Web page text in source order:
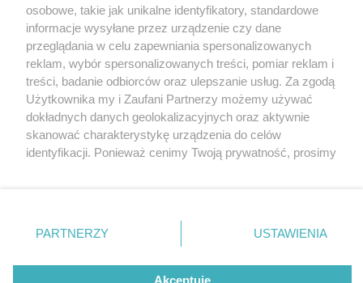
2 / 0
Nie zapomnij
zapoznać się z:
polityką prywatności regulamin korzystania z portali
Twojemiasto
Piekary Śląskie
Chorzów
Tarnowskie Góry
Gliwice
Skontakuj sięz nami
Kontakt
Wydawca
Redakcja
osobowe, takie jak unikalne identyfikatory, standardowe
informacje wysyłane przez urządzenie czy dane
przeglądania w celu zapewniania spersonalizowanych
reklam, wybór spersonalizowanych treści, pomiar reklam i
treści, badanie odbiorców oraz ulepszanie usług. Za zgodą
Użytkownika my i Zaufani Partnerzy możemy używać
dokładnych danych geolokalizacyjnych oraz aktywnie
skanować charakterystykę urządzenia do celów
identyfikacji. Ponieważ cenimy Twoją prywatność, prosimy
prywatności znajdujący się w lewym dolnym rogu strony
. Niektóre rodzaje przetwarzania danych nie wymagają
zgody użytkownika, ale masz prawo sprzeciwić się
takiemu przetwarzaniu. Preferencje będą miały
PARTNERZY USTAWIENIA
Akceptuję